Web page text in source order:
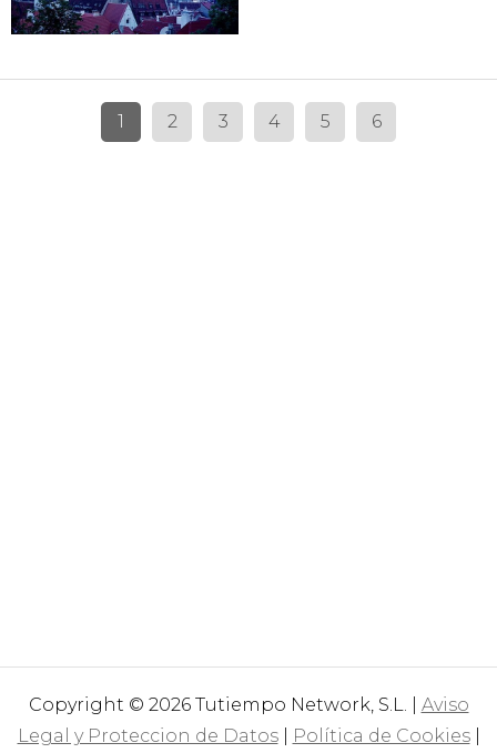
1 2 3 4 5 6
Copyright © 2026 Tutiempo Network, S.L. | Aviso
Legal y Proteccion de Datos| Política de Cookies|